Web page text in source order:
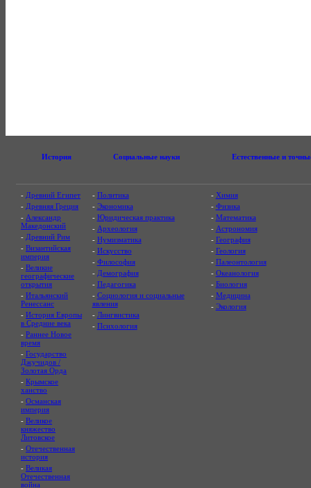
История Социальные науки Естественные и
- Древний Египет
- Древняя Греция
- Александр
Македонский
- Древний Рим
- Византийская
империя
- Великие
географические
открытия
- Итальянский
Ренессанс
- История Европы
в Средние века
- Раннее Новое
время
- Государство
Джучидов /
Золотая Орда
- Крымское
ханство
- Османская
империя
- Великое
княжество
Литовское
- Отечественная
история
- Великая
Отечественная
война
- Политика
- Экономика
- Юридическая практика
- Археология
- Нумизматика
- Искусство
- Философия
- Демография
- Педагогика
- Социология и социальные
явления
- Лингвистика
- Психология
- Химия
- Физика
- Математика
- Астрономия
- География
- Геология
- Палеонтология
- Океанология
- Биология
- Медицина
- Экология